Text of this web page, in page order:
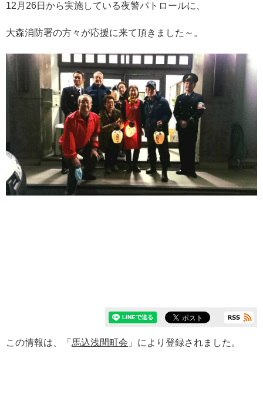
12月26日から実施している夜警パトロールに、
大森消防署の方々が応援に来て頂きました～。
この情報は、「 馬込浅間町会 」により登録されました。